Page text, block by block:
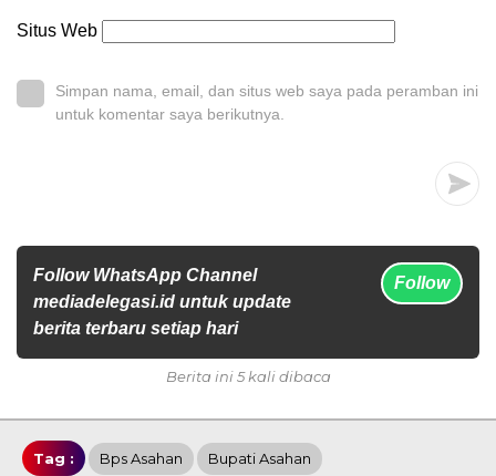
Situs Web
Simpan nama, email, dan situs web saya pada peramban ini
untuk komentar saya berikutnya.
Follow WhatsApp Channel
mediadelegasi.id untuk update
berita terbaru setiap hari
Follow
Berita ini 5 kali dibaca
Tag : Bps Asahan Bupati Asahan